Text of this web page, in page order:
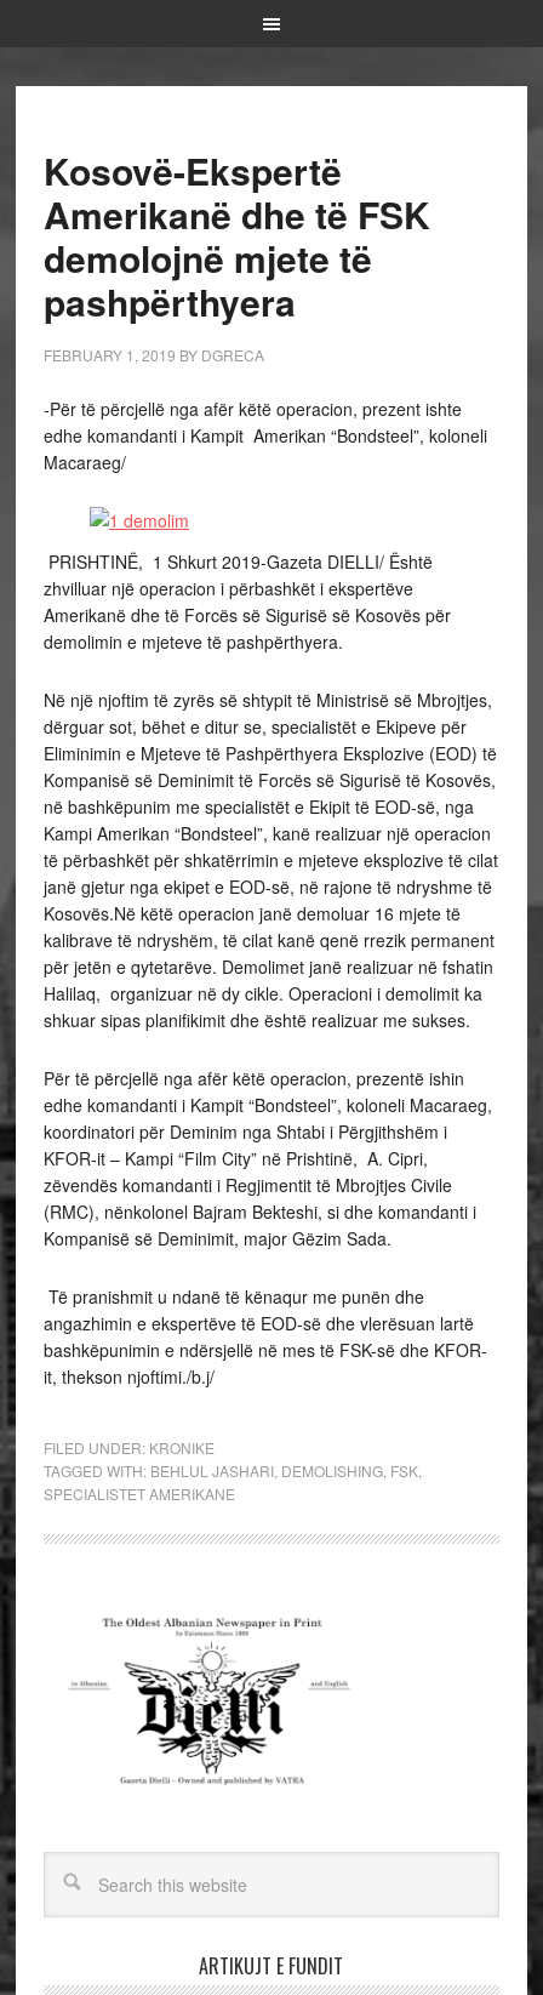
Kosovë-Ekspertë
Amerikanë dhe të FSK
demolojnë mjete të
pashpërthyera
FEBRUARY 1, 2019 BY DGRECA
-Për të përcjellë nga afër këtë operacion, prezent ishte
edhe komandanti i Kampit Amerikan “Bondsteel”, koloneli
Macaraeg/
PRISHTINË, 1 Shkurt 2019-Gazeta DIELLI/ Është
zhvilluar një operacion i përbashkët i ekspertëve
Amerikanë dhe të Forcës së Sigurisë së Kosovës për
demolimin e mjeteve të pashpërthyera.
Në një njoftim të zyrës së shtypit të Ministrisë së Mbrojtjes,
dërguar sot, bëhet e ditur se, specialistët e Ekipeve për
Eliminimin e Mjeteve të Pashpërthyera Eksplozive (EOD) të
Kompanisë së Deminimit të Forcës së Sigurisë të Kosovës,
në bashkëpunim me specialistët e Ekipit të EOD-së, nga
Kampi Amerikan “Bondsteel”, kanë realizuar një operacion
të përbashkët për shkatërrimin e mjeteve eksplozive të cilat
janë gjetur nga ekipet e EOD-së, në rajone të ndryshme të
Kosovës.Në këtë operacion janë demoluar 16 mjete të
kalibrave të ndryshëm, të cilat kanë qenë rrezik permanent
për jetën e qytetarëve. Demolimet janë realizuar në fshatin
Halilaq, organizuar në dy cikle. Operacioni i demolimit ka
shkuar sipas planifikimit dhe është realizuar me sukses.
Për të përcjellë nga afër këtë operacion, prezentë ishin
edhe komandanti i Kampit “Bondsteel”, koloneli Macaraeg,
koordinatori për Deminim nga Shtabi i Përgjithshëm i
KFOR-it – Kampi “Film City” në Prishtinë, A. Cipri,
zëvendës komandanti i Regjimentit të Mbrojtjes Civile
(RMC), nënkolonel Bajram Bekteshi, si dhe komandanti i
Kompanisë së Deminimit, major Gëzim Sada.
Të pranishmit u ndanë të kënaqur me punën dhe
angazhimin e ekspertëve të EOD-së dhe vlerësuan lartë
bashkëpunimin e ndërsjellë në mes të FSK-së dhe KFOR-
it, thekson njoftimi./b.j/
FILED UNDER: KRONIKE
TAGGED WITH: BEHLUL JASHARI, DEMOLISHING, FSK,
SPECIALISTET AMERIKANE
ARTIKUJT E FUNDIT